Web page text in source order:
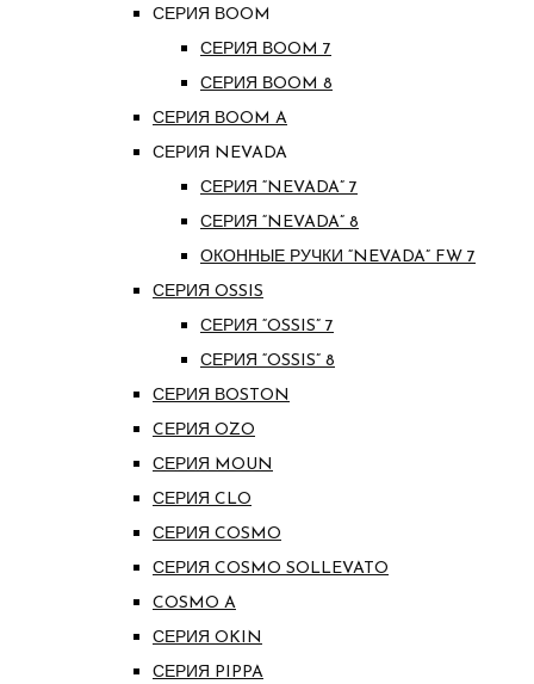
СЕРИЯ ВOOM
СЕРИЯ ВOOM 7
СЕРИЯ ВOOM 8
СЕРИЯ ВOOM A
СЕРИЯ NEVADA
СЕРИЯ “NEVADA” 7
СЕРИЯ “NEVADA” 8
ОКОННЫЕ РУЧКИ “NEVADA” FW 7
СЕРИЯ OSSIS
СЕРИЯ “OSSIS” 7
СЕРИЯ “OSSIS” 8
СЕРИЯ ВOSTON
CЕРИЯ OZO
СЕРИЯ MOUN
СЕРИЯ CLO
СЕРИЯ COSMO
СЕРИЯ COSMO SOLLEVATO
COSMO A
СЕРИЯ OKIN
СЕРИЯ PIPPA